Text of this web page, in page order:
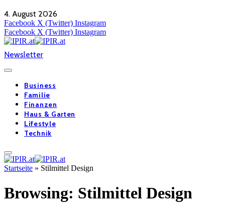
4. August 2026
Facebook X (Twitter) Instagram
Facebook X (Twitter) Instagram
Newsletter
Business
Familie
Finanzen
Haus & Garten
Lifestyle
Technik
Startseite » Stilmittel Design
Browsing: Stilmittel Design